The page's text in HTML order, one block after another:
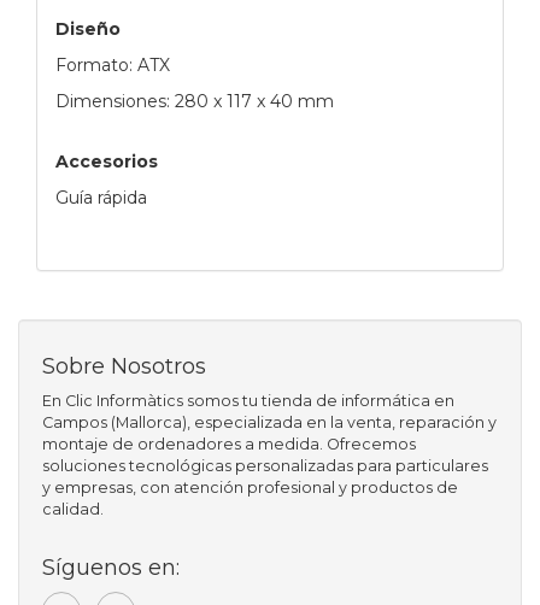
Diseño
Formato: ATX
Dimensiones: 280 x 117 x 40 mm
Accesorios
Guía rápida
Sobre Nosotros
En Clic Informàtics somos tu tienda de informática en
Campos (Mallorca), especializada en la venta, reparación y
montaje de ordenadores a medida. Ofrecemos
soluciones tecnológicas personalizadas para particulares
y empresas, con atención profesional y productos de
calidad.
Síguenos en: